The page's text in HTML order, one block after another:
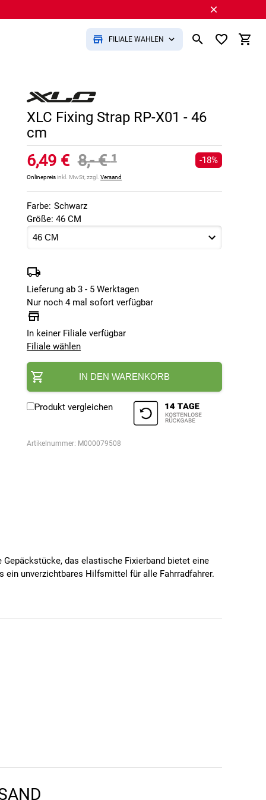
FILIALE WÄHLEN
XLC Fixing Strap RP-X01 - 46
cm
6,49 € 8,- €¹
Onlinepreisinkl. MwSt, zzgl.Versand
-18%
Farbe: Schwarz
Größe: 46 CM
Lieferung ab 3 - 5 Werktagen
Nur noch 4 mal sofort verfügbar
In keiner Filiale verfügbar
Filiale wählen
IN DEN WARENKORB
Produkt vergleichen
Artikelnummer: M000079508
Gepäckstücke, das elastische Fixierband bietet eine
ein unverzichtbares Hilfsmittel für alle Fahrradfahrer.